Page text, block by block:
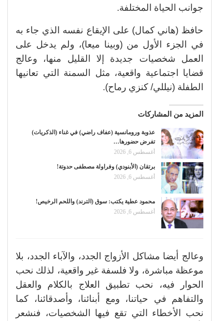
جوانب الحياة المختلفة.
حافظ (هاني كمال) على الإيقاع نفسه الذي جاء به
في الجزء الأول من (وبينا ميعا)، ولم يدخل على
العمل شخصيات جديدة إلا القليل منها، وعالج
قضايا اجتماعية واقعية، مثل السمنة التي تعانيها
الطفلة (نيللي/ كنزي رماح).
المزيد من المشاركات
عذوبة ورومانسية (عفاف راضي) في غناء (الذكريات)
تفرض حضورها…
أغسطس 6, 2026
برتقان (الأبنودي) وفراولة مصطفى حدوتة!
أغسطس 6, 2026
محمود عطية يكتب: سوق (الترند) واللحم الرخيص!
أغسطس 6, 2026
وعالج أيضا مشاكل الأزواج الجدد، والآباء الجدد، بلا
موعظة مباشرة، ولا فلسفة غير واقعية، لذلك نحب
الحوار فيه، نحب تطبيق العلاج بالكلام والعقل
والتفاهم في حياتنا، ومع أبنائنا، وأصدقائنا، كما
نحب الأخطاء التي تقع فيها الشخصيات، فنشعر